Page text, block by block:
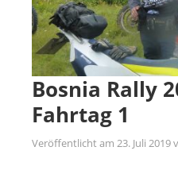
Bosnia Rally
Fahrtag 1
Veröffentlicht am 23. Juli 2019